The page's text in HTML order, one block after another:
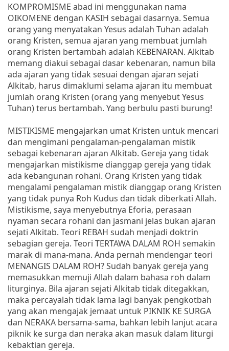
KOMPROMISME abad ini menggunakan nama
OIKOMENE dengan KASIH sebagai dasarnya. Semua
orang yang menyatakan Yesus adalah Tuhan adalah
orang Kristen, semua ajaran yang membuat jumlah
orang Kristen bertambah adalah KEBENARAN. Alkitab
memang diakui sebagai dasar kebenaran, namun bila
ada ajaran yang tidak sesuai dengan ajaran sejati
Alkitab, harus dimaklumi selama ajaran itu membuat
jumlah orang Kristen (orang yang menyebut Yesus
Tuhan) terus bertambah. Yang berbulu pasti burung!
MISTIKISME mengajarkan umat Kristen untuk mencari
dan mengimani pengalaman-pengalaman mistik
sebagai kebenaran ajaran Alkitab. Gereja yang tidak
mengajarkan mistikisme dianggap gereja yang tidak
ada kebangunan rohani. Orang Kristen yang tidak
mengalami pengalaman mistik dianggap orang Kristen
yang tidak punya Roh Kudus dan tidak diberkati Allah.
Mistikisme, saya menyebutnya Eforia, perasaan
nyaman secara rohani dan jasmani jelas bukan ajaran
sejati Alkitab. Teori REBAH sudah menjadi doktrin
sebagian gereja. Teori TERTAWA DALAM ROH semakin
marak di mana-mana. Anda pernah mendengar teori
MENANGIS DALAM ROH? Sudah banyak gereja yang
memasukkan memuji Allah dalam bahasa roh dalam
liturginya. Bila ajaran sejati Alkitab tidak ditegakkan,
maka percayalah tidak lama lagi banyak pengkotbah
yang akan mengajak jemaat untuk PIKNIK KE SURGA
dan NERAKA bersama-sama, bahkan lebih lanjut acara
piknik ke surga dan neraka akan masuk dalam liturgi
kebaktian gereja.